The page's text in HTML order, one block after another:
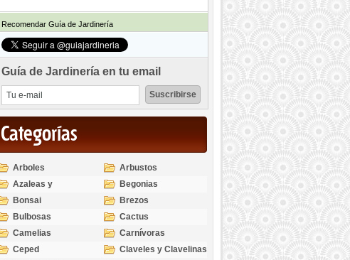
Recomendar Guía de Jardinería
Guía de Jardinería en tu email
Categorías
Arboles
Arbustos
Azaleas y
Rododendros
Begonias
Bonsai
Brezos
Bulbosas
Cactus
Camelias
Carnívoras
Ceped
Claveles y Clavelinas